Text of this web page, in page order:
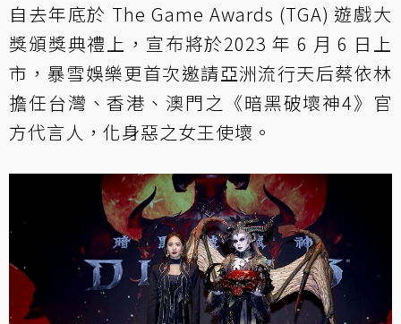
自去年底於 The Game Awards (TGA) 遊戲大
獎頒獎典禮上，宣布將於2023 年 6 月 6 日上
市，暴雪娛樂更首次邀請亞洲流行天后蔡依林
擔任台灣、香港、澳門之《暗黑破壞神4》官
方代言人，化身惡之女王使壞。